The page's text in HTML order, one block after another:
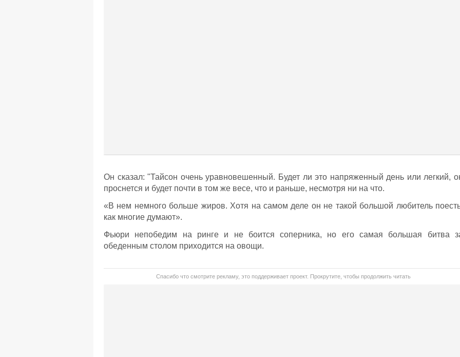
Он сказал: "Тайсон очень уравновешенный. Будет ли это напряженный день или легкий,
проснется и будет почти в том же весе, что и раньше, несмотря ни на что.
«В нем немного больше жиров. Хотя на самом деле он не такой большой любитель
как многие думают».
Фьюри непобедим на ринге и не боится соперника, но его самая большая битва
обеденным столом приходится на овощи.
Спасибо что смотрите рекламу, это поддерживает проект. Прокрутите, чтобы продолжить читать